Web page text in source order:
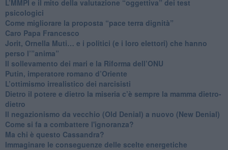
​L’MMPI e il mito della valutazione “oggettiva” dei test
psicologici
Come migliorare la proposta “pace terra dignità”
Caro Papa Francesco
​Jorit, Ornella Muti… e i politici (e i loro elettori) che hanno
perso l’”anima”
​Il sollevamento dei mari e la Riforma dell’ONU
Putin, imperatore romano d’Oriente
​L’ottimismo irrealistico dei narcisisti
​Dietro il potere e dietro la miseria c’è sempre la mamma dietro-
dietro
Il negazionismo da vecchio (Old Denial) a nuovo (New Denial)
Come si fa a combattere l'ignoranza?
Ma chi è questo Cassandra?
Immaginare le conseguenze delle scelte energetiche